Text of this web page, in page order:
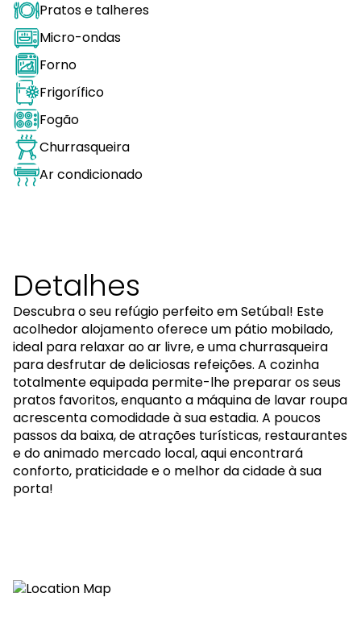
Pratos e talheres
Micro-ondas
Forno
Frigorífico
Fogão
Churrasqueira
Ar condicionado
Detalhes
Descubra o seu refúgio perfeito em Setúbal! Este
acolhedor alojamento oferece um pátio mobilado,
ideal para relaxar ao ar livre, e uma churrasqueira
para desfrutar de deliciosas refeições. A cozinha
totalmente equipada permite-lhe preparar os seus
pratos favoritos, enquanto a máquina de lavar roupa
acrescenta comodidade à sua estadia. A poucos
passos da baixa, de atrações turísticas, restaurantes
e do animado mercado local, aqui encontrará
conforto, praticidade e o melhor da cidade à sua
porta!